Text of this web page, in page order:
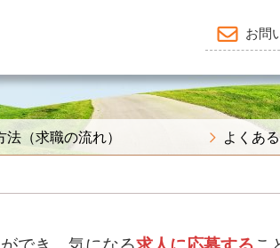
お問
法（求職の流れ） よくあ